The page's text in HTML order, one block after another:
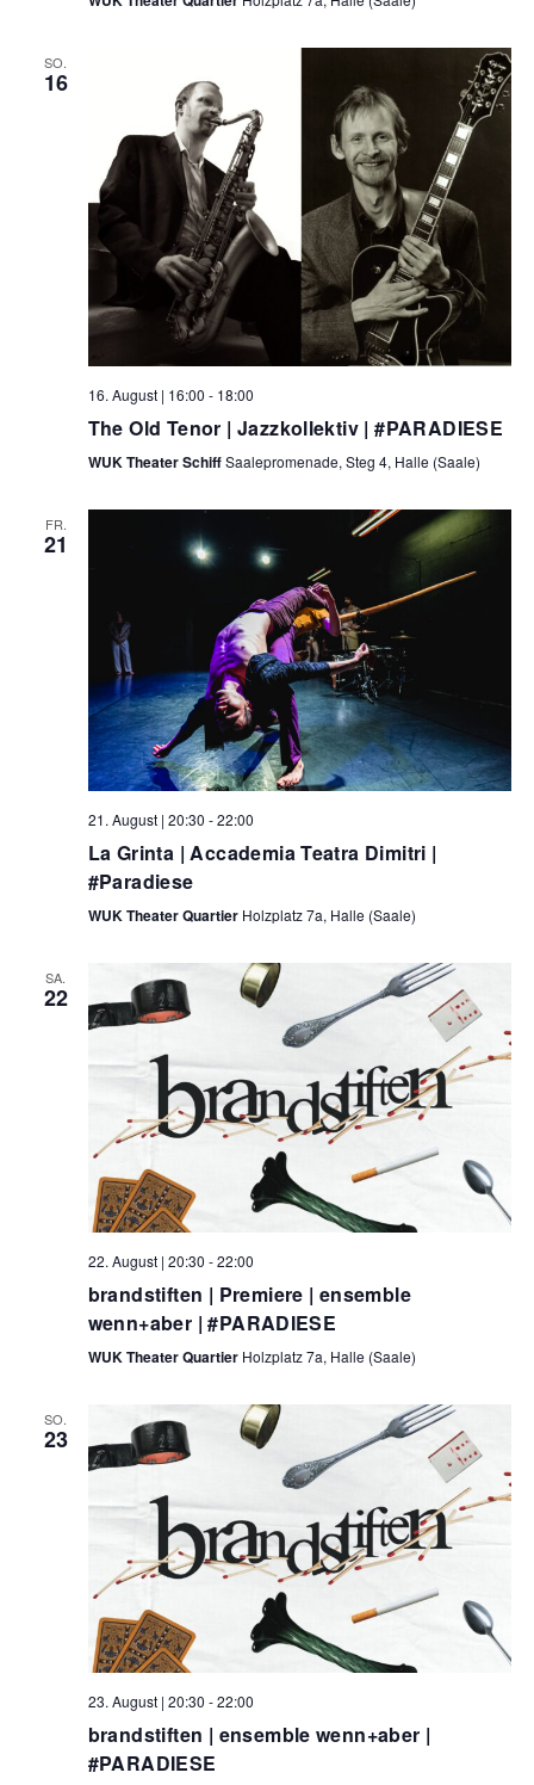
SO.
16
16. August | 16:00 - 18:00
The Old Tenor | Jazzkollektiv | #PARADIESE
WUK Theater SchiffSaalepromenade, Steg 4, Halle (Saale)
FR.
21
21. August | 20:30 -22:00
La Grinta | Accademia Teatra Dimitri |
#Paradiese
WUK Theater Quartier Holzplatz 7a, Halle (Saale)
SA.
22
22. August | 20:30 -22:00
brandstiften | Premiere | ensemble
wenn+aber | #PARADIESE
WUK Theater Quartier Holzplatz 7a, Halle (Saale)
SO.
23
23. August | 20:30 -22:00
brandstiften | ensemble wenn+aber |
#PARADIESE